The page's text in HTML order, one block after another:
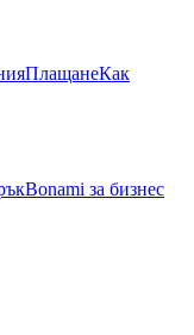
ПлащанеКак
Bonami за бизнес